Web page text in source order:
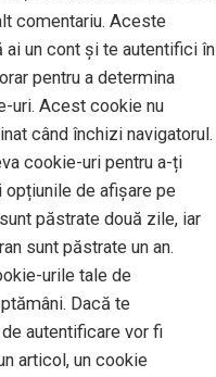
comentariu. Aceste
ai un cont și te autentifici în
pentru a determina
uri. Acest cookie nu
când închizi navigatorul.
cookie-uri pentru a-ți
de afișare pe
păstrate două zile, iar
sunt păstrate un an.
urile tale de
Dacă te
autentificare vor fi
articol, un cookie